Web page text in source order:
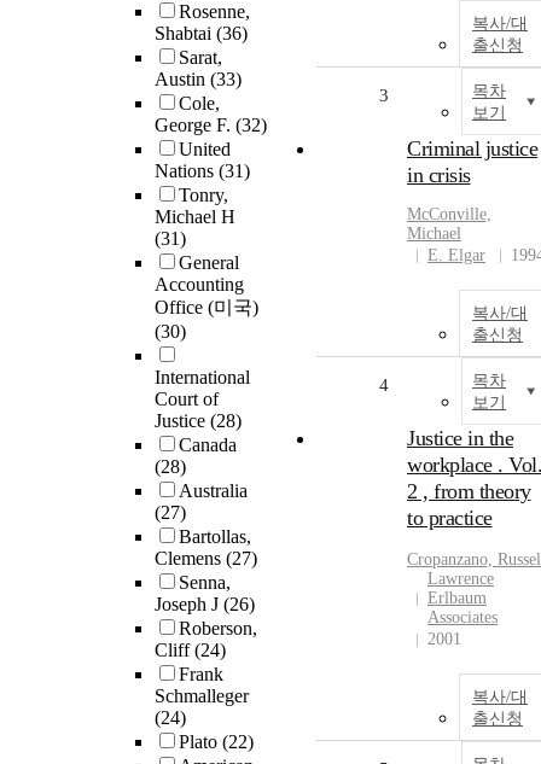
Rosenne,
Shabtai (36)
Sarat,
Austin (33)
Cole,
George F. (32)
United
Nations (31)
Tonry,
Michael H
(31)
General
Accounting
Office (미국)
(30)
International
Court of
Justice (28)
Canada
(28)
Australia
(27)
Bartollas,
Clemens (27)
Senna,
Joseph J (26)
Roberson,
Cliff(24)
Frank
Schmalleger
(24)
Plato (22)
복사/대
출신청
목차
보기
3
Criminal justice
in crisis
McConville,
Michael
E. Elgar
복사/대
출신청
목차
보기
4
Justice in the
workplace . Vol.
2 , from theory
to practice
Cropanzano,
Lawrence
Erlbaum
Associates
2001
복사/대
출신청